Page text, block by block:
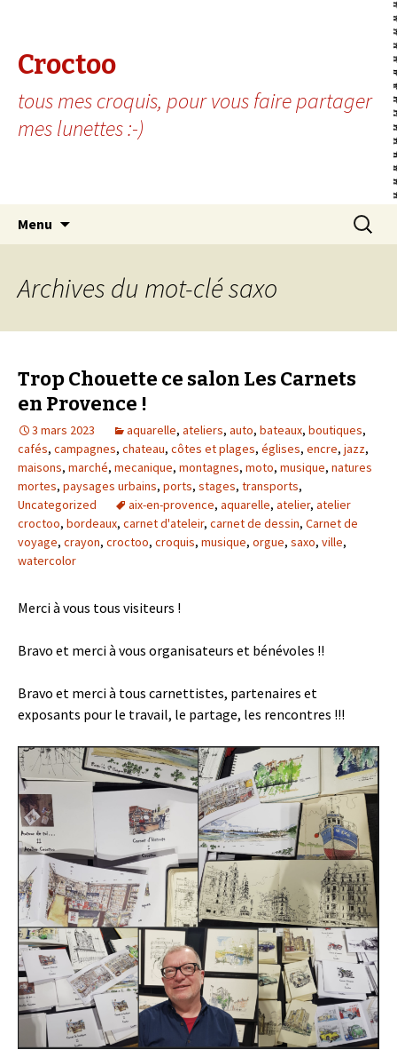
Croctoo
tous mes croquis, pour vous faire partager
mes lunettes :-)
Menu
Archives du mot-clé saxo
Trop Chouette ce salon Les Carnets
en Provence !
3 mars 2023 aquarelle, ateliers, auto, bateaux, boutiques,
cafés, campagnes, chateau, côtes et plages, églises, encre, jazz,
maisons, marché, mecanique, montagnes, moto, musique, natures
mortes, paysages urbains, ports, stages, transports,
Uncategorized
aix-en-provence, aquarelle, atelier, atelier
croctoo, bordeaux, carnet d'ateleir, carnet de dessin, Carnet de
voyage, crayon, croctoo, croquis, musique, orgue, saxo, ville,
watercolor
Merci à vous tous visiteurs !
Bravo et merci à vous organisateurs et bénévoles !!
Bravo et merci à tous carnettistes, partenaires et
exposants pour le travail, le partage, les rencontres !!!